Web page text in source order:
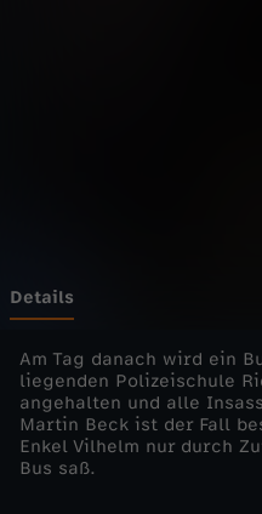
k
-
D
i
Details
Am Tag danach wird ein
liegenden Polizeischule
angehalten und alle
Martin Beck ist der Fall
Enkel Vilhelm nur durch
Bus saß.